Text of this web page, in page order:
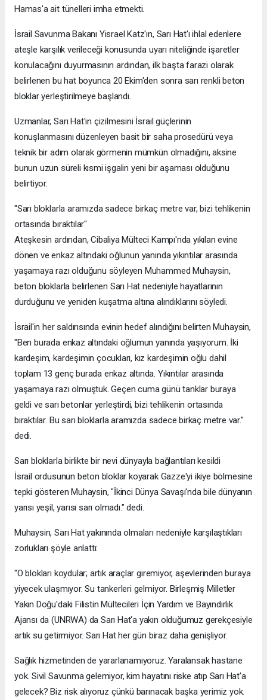
Hamas'a ait tünelleri imha etmekti.
İsrail Savunma Bakanı Yisrael Katz'ın, Sarı Hat'ı ihlal edenlere
ateşle karşılık verileceği konusunda uyarı niteliğinde işaretler
konulacağını duyurmasının ardından, ilk başta farazi olarak
belirlenen bu hat boyunca 20 Ekim'den sonra sarı renkli beton
bloklar yerleştirilmeye başlandı.
Uzmanlar, Sarı Hat'ın çizilmesini İsrail güçlerinin
konuşlanmasını düzenleyen basit bir saha prosedürü veya
teknik bir adım olarak görmenin mümkün olmadığını, aksine
bunun uzun süreli kısmi işgalin yeni bir aşaması olduğunu
belirtiyor.
"Sarı bloklarla aramızda sadece birkaç metre var, bizi tehlikenin
ortasında bıraktılar"
Ateşkesin ardından, Cibaliya Mülteci Kampı'nda yıkılan evine
dönen ve enkaz altındaki oğlunun yanında yıkıntılar arasında
yaşamaya razı olduğunu söyleyen Muhammed Muhaysin,
beton bloklarla belirlenen Sarı Hat nedeniyle hayatlarının
durduğunu ve yeniden kuşatma altına alındıklarını söyledi.
İsrail'in her saldırısında evinin hedef alındığını belirten Muhaysin,
"Ben burada enkaz altındaki oğlumun yanında yaşıyorum. İki
kardeşim, kardeşimin çocukları, kız kardeşimin oğlu dahil
toplam 13 genç burada enkaz altında. Yıkıntılar arasında
yaşamaya razı olmuştuk. Geçen cuma günü tanklar buraya
geldi ve sarı betonlar yerleştirdi, bizi tehlikenin ortasında
bıraktılar. Bu sarı bloklarla aramızda sadece birkaç metre var."
dedi.
Sarı bloklarla birlikte bir nevi dünyayla bağlantıları kesildi
İsrail ordusunun beton bloklar koyarak Gazze'yi ikiye bölmesine
tepki gösteren Muhaysin, "İkinci Dünya Savaşı'nda bile dünyanın
yarısı yeşil, yarısı sarı olmadı." dedi.
Muhaysin, Sarı Hat yakınında olmaları nedeniyle karşılaştıkları
zorlukları şöyle anlattı:
"O blokları koydular; artık araçlar giremiyor, aşevlerinden buraya
yiyecek ulaşmıyor. Su tankerleri gelmiyor. Birleşmiş Milletler
Yakın Doğu'daki Filistin Mültecileri İçin Yardım ve Bayındırlık
Ajansı da (UNRWA) da Sarı Hat'a yakın olduğumuz gerekçesiyle
artık su getirmiyor. Sarı Hat her gün biraz daha genişliyor.
Sağlık hizmetinden de yararlanamıyoruz. Yaralansak hastane
yok. Sivil Savunma gelemiyor, kim hayatını riske atıp Sarı Hat'a
gelecek? Biz risk alıyoruz çünkü barınacak başka yerimiz yok.